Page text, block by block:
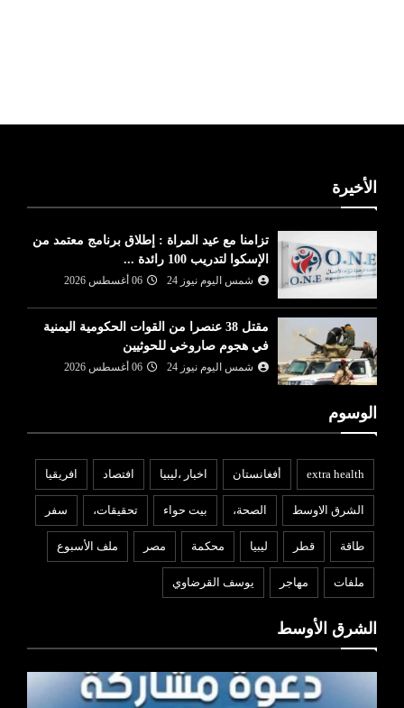
الأخيرة
تزامنا مع عيد المراة : إطلاق برنامج معتمد من
الإسكوا لتدريب 100 رائدة ...
شمس اليوم نيوز 24 06 أغسطس 2026
مقتل 38 عنصرا من القوات الحكومية اليمنية
في هجوم صاروخي للحوثيين
شمس اليوم نيوز 24 06 أغسطس 2026
الوسوم
extra health أفغانستان اخبار ،ليبيا افتصاد افريقيا
الشرق الاوسط الصحة، بيت حواء تحقيقات، سفر
طاقة قطر ليبيا محكمة مصر ملف الأسبوع
ملفات مهاجر يوسف القرضاوي
الشرق الأوسط